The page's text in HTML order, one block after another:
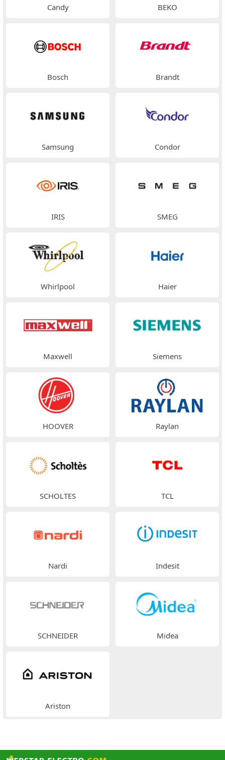
Candy BEKO
Bosch Brandt
Samsung Condor
IRIS SMEG
Whirlpool Haier
Maxwell Siemens
HOOVER Raylan
SCHOLTES TCL
Nardi Indesit
SCHNEIDER Midea
Ariston